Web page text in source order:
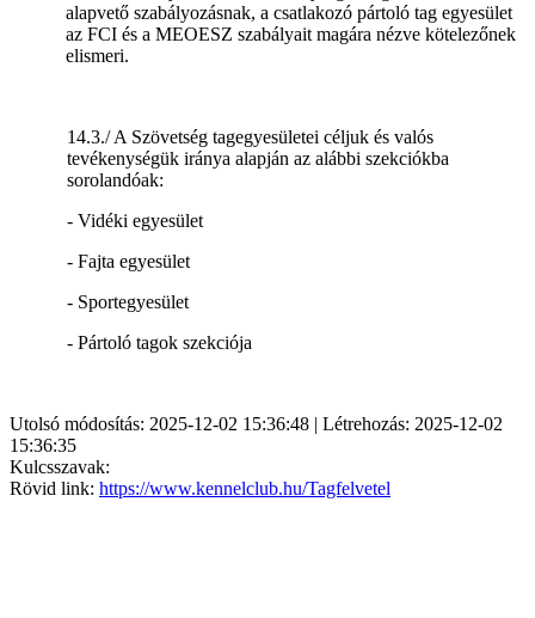
alapvető szabályozásnak, a csatlakozó pártoló tag egyesület
az FCI és a MEOESZ szabályait magára nézve kötelezőnek
elismeri.
14.3./ A Szövetség tagegyesületei céljuk és valós
tevékenységük iránya alapján az alábbi szekciókba
sorolandóak:
- Vidéki egyesület
- Fajta egyesület
- Sportegyesület
- Pártoló tagok szekciója
Utolsó módosítás: 2025-12-02 15:36:48 | Létrehozás: 2025-12-02
15:36:35
Kulcsszavak:
Rövid link: https://www.kennelclub.hu/Tagfelvetel